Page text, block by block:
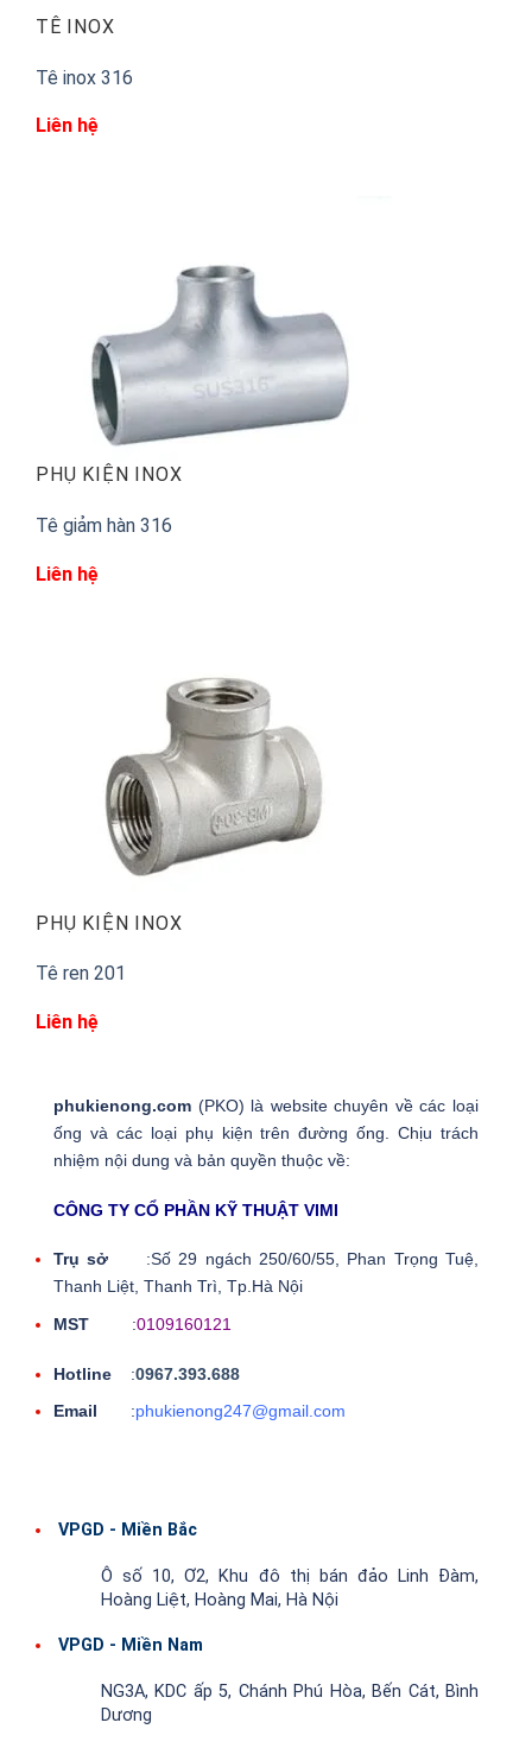
TÊ INOX
Tê inox 316
Liên hệ
PHỤ KIỆN INOX
Tê giảm hàn 316
Liên hệ
PHỤ KIỆN INOX
Tê ren 201
Liên hệ
phukienong.com (PKO) là website chuyên về các loại
ống và các loại phụ kiện trên đường ống. Chịu trách
nhiệm nội dung và bản quyền thuộc về:
CÔNG TY CỔ PHẦN KỸ THUẬT VIMI
Trụ sở :Số 29 ngách 250/60/55, Phan Trọng Tuệ,
Thanh Liệt, Thanh Trì, Tp.Hà Nội
MST :0109160121
Hotline :0967.393.688
Email :phukienong247@gmail.com
VPGD - Miền Bắc
Ô số 10, Ơ2, Khu đô thị bán đảo Linh Đàm,
Hoàng Liệt, Hoàng Mai, Hà Nội
VPGD - Miền Nam
NG3A, KDC ấp 5, Chánh Phú Hòa, Bến Cát, Bình
Dương